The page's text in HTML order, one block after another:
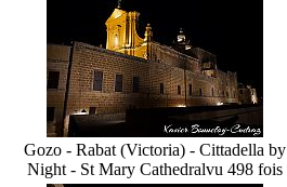
Gozo - Rabat (Victoria) - Cittadella by
Night - St Mary Cathedralvu 498 fois